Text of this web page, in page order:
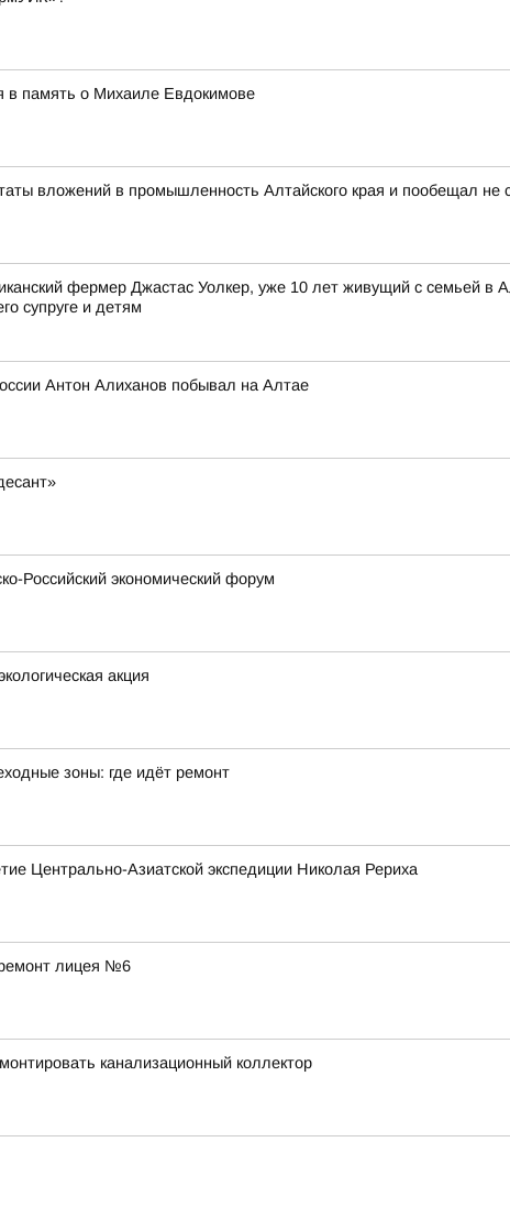
в память о Михаиле Евдокимове
вложений в промышленность Алтайского края и пообещал не
фермер Джастас Уолкер, уже 10 лет живущий с семьей в
супруге и детям
Антон Алиханов побывал на Алтае
Российский экономический форум
акция
зоны: где идёт ремонт
Центрально-Азиатской экспедиции Николая Рериха
лицея №6
канализационный коллектор